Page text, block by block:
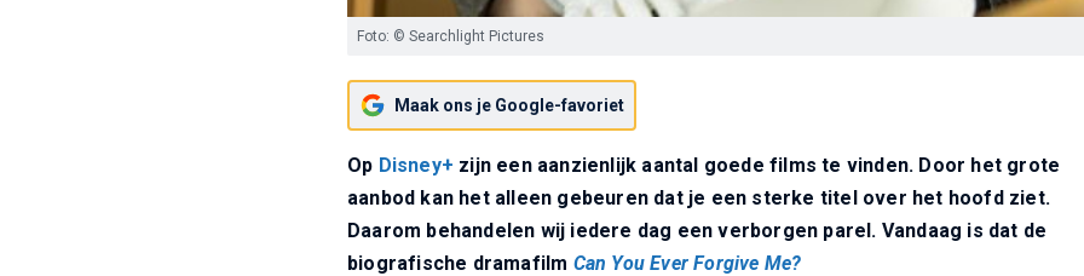
Foto: © Searchlight Pictures
Maak ons je Google-favoriet
Op Disney+ zijn een aanzienlijk aantal goede films te vinden. Door het grote
aanbod kan het alleen gebeuren dat je een sterke titel over het hoofd ziet.
Daarom behandelen wij iedere dag een verborgen parel. Vandaag is dat de
biografische dramafilm Can You Ever Forgive Me?